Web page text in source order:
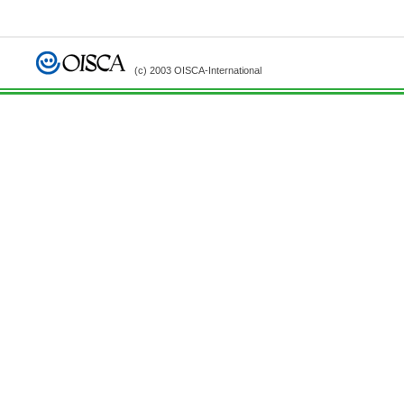
(c) 2003 OISCA-International